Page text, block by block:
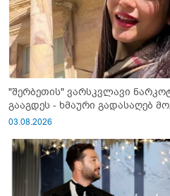
"შერბეთის" ვარსკვლავი
გააგდეს - ხმაური გადასაღებ
03.08.2026